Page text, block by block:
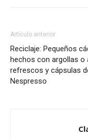
Artículo anterior
Reciclaje: Pequeños
hechos con argollas o
refrescos y cápsulas
Nespresso